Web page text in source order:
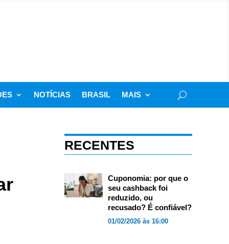
NOTÍCIAS BRASIL MAIS
RECENTES
Cuponomia: por que o
seu cashback foi
reduzido, ou
recusado? É confiável?
01/02/2026 às 16:00